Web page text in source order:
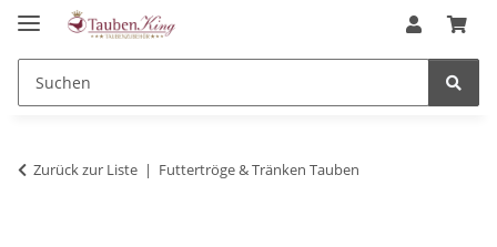
Zurück zur Liste Futtertröge & Tränken Tauben